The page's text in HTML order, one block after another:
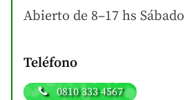
Abierto de 8–17 hs
Teléfono
0810 333 4567